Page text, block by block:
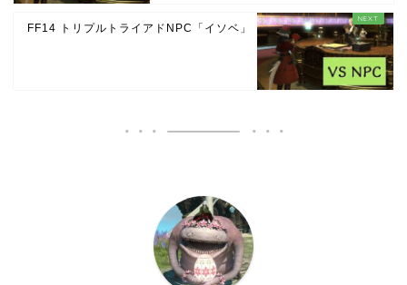
FF14 トリプルトライアドNPC「イソベ」